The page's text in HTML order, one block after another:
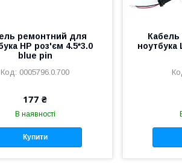
ремонтний для
HP роз'єм 4.5*3.0
blue pin
0005796.0.700
177 ₴
В наявності
Купити
ноутбука